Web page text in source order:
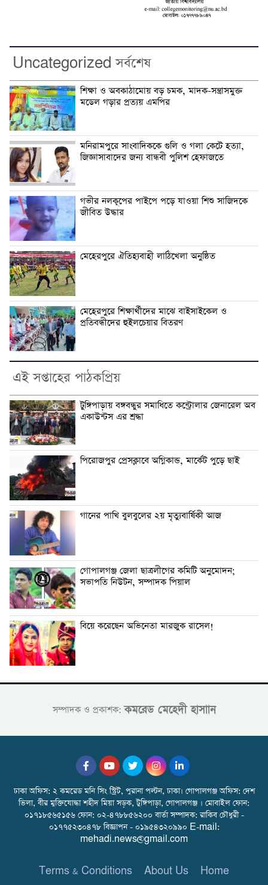
Uncategorized সর্বশেষ
শিক্ষা ও অবকাঠামোয় বড় চমক, মাদক-সন্ত্রাসমুক্ত
মডেল গড়ার প্রত্যয় এমপির
মনিরামপুরে সাংবাদিককে গুলি ও গলা কেটে হত্যা,
জিজ্ঞাসাবাদের জন্য বান্ধবী পুলিশ হেফাজতে
গভীর নলকূপের পাইপে পড়ে যাওয়া শিশু সাজিদকে
জীবিত উদ্ধার
মেহেরপুরে ঐতিহ্যবাহী লাঠিখেলা অনুষ্ঠিত
মেহেরপুরে শিক্ষার্থীদের মাঝে বাইসাইকেল ও
প্রতিবন্ধীদের হুইলচেয়ার বিতরণ
এই সপ্তাহের পাঠকপ্রিয়
টুঙ্গিপাড়ায় বঙ্গবন্ধুর সমাধিতে কন্ট্রোলার জেনারেল অব
একাউন্টস এর শ্রদ্ধা
পিরোজপুর প্রেসক্লাবে অগ্নিকান্ড, মার্কেট পুড়ে ছাই
গানের পাখি বুলবুলের ২য় মৃত্যুবার্ষিকী আজ
গোপালগঞ্জ জেলা ছাত্রলীগের কমিটি অনুমোদন;
সভাপতি নিউটন, সম্পাদক পিয়াল
বিয়ে করেছেন অভিনেতা মারজুক রাসেল!
সম্পাদক ও প্রকাশক:কমরেড মেহেদী হাসাান
ঢাকা অফিস: ২ কমরেড মনি সিং স্ট্রিট, পুরানা পল্টন, ঢাকা। গোপালগঞ্জ অফিস: দেশ
ভিলা, বীর মুক্তিযোদ্ধা শহীদ মিয়া সড়ক, টুঙ্গিপাড়া, গোপালগঞ্জ । মোবাইল ফোন:
০১৭১৮৫৬৫১৫৬ ফোন: ০২-৪৭৮৮৫৬২০০ বার্তা সম্পাদক: রাকিব চৌধুরী -
০১৭৭৫২৩০৪৭৮ বিজ্ঞাপন - ০১৯৫৪৩২০৯৯০ E-mail:
mehadi.news@gmail.com
Terms & Conditions About Us Home